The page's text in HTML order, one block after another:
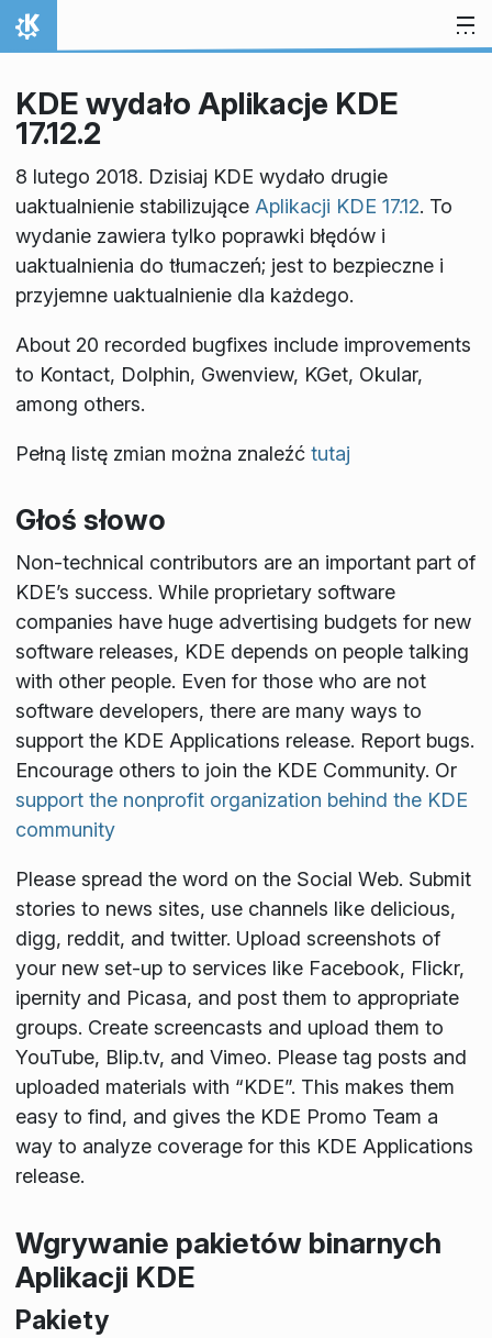
Przejdź to treści
Strona domowa
KDE wydało Aplikacje KDE
17.12.2
8 lutego 2018. Dzisiaj KDE wydało drugie
uaktualnienie stabilizujące Aplikacji KDE 17.12. To
wydanie zawiera tylko poprawki błędów i
uaktualnienia do tłumaczeń; jest to bezpieczne i
przyjemne uaktualnienie dla każdego.
About 20 recorded bugfixes include improvements
to Kontact, Dolphin, Gwenview, KGet, Okular,
among others.
Pełną listę zmian można znaleźć tutaj
Głoś słowo
Non-technical contributors are an important part of
KDE’s success. While proprietary software
companies have huge advertising budgets for new
software releases, KDE depends on people talking
with other people. Even for those who are not
software developers, there are many ways to
support the KDE Applications release. Report bugs.
Encourage others to join the KDE Community. Or
support the nonprofit organization behind the KDE
community
Please spread the word on the Social Web. Submit
stories to news sites, use channels like delicious,
digg, reddit, and twitter. Upload screenshots of
your new set-up to services like Facebook, Flickr,
ipernity and Picasa, and post them to appropriate
groups. Create screencasts and upload them to
YouTube, Blip.tv, and Vimeo. Please tag posts and
uploaded materials with “KDE”. This makes them
easy to find, and gives the KDE Promo Team a
way to analyze coverage for this KDE Applications
release.
Wgrywanie pakietów binarnych
Aplikacji KDE
Pakiety